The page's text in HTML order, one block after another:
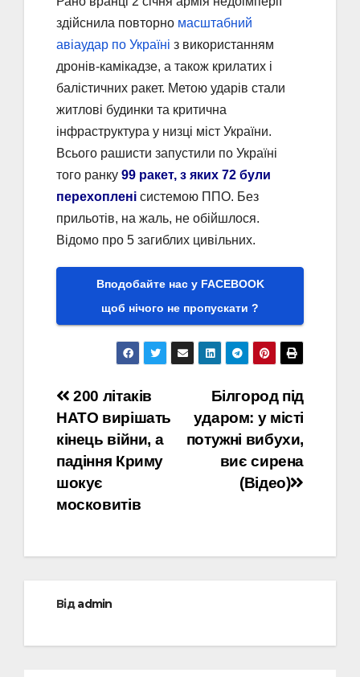
здійснила повторно масштабний
авіаудар по Україні з використанням
дронів-камікадзе, а також крилатих і
балістичних ракет. Метою ударів стали
житлові будинки та критична
інфраструктура у низці міст України.
Всього рашисти запустили по Україні
того ранку 99 ракет, з яких 72 були
перехоплені системою ППО. Без
прильотів, на жаль, не обійшлося.
Відомо про 5 загиблих цивільних.
Вподобайте нас у FACEBOOK
щоб нічого не пропускати ?
Навігація
записів
Білгород під
ударом: у місті
потужні вибухи,
виє сирена
(Відео)
200 літаків
НАТО вирішать
кінець війни, а
падіння Криму
шокує
московитів
Відadmin